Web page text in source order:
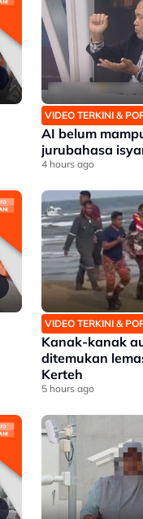
VIDEO TERKINI &
AI belum
jurubahasa
4 hours ago
VIDEO TERKINI &
Kanak-kanak
ditemukan
Kerteh
5 hours ago